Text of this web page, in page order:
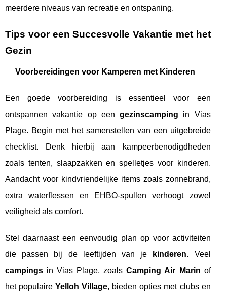
meerdere niveaus van recreatie en ontspaning.
Tips voor een Succesvolle Vakantie met het
Gezin
Voorbereidingen voor Kamperen met Kinderen
Een goede voorbereiding is essentieel voor een
ontspannen vakantie op eengezinscamping in Vias
Plage. Begin met het samenstellen van een uitgebreide
checklist. Denk hierbij aan kampeerbenodigdheden
zoals tenten, slaapzakken en spelletjes voor kinderen.
Aandacht voor kindvriendelijke items zoals zonnebrand,
extra waterflessen en EHBO-spullen verhoogt zowel
veiligheid als comfort.
Stel daarnaast een eenvoudig plan op voor activiteiten
die passen bij de leeftijden van je
kinderen. Veel
campings in Vias Plage, zoalsCamping Air Marin of
het populaireYelloh Village, bieden opties met clubs en